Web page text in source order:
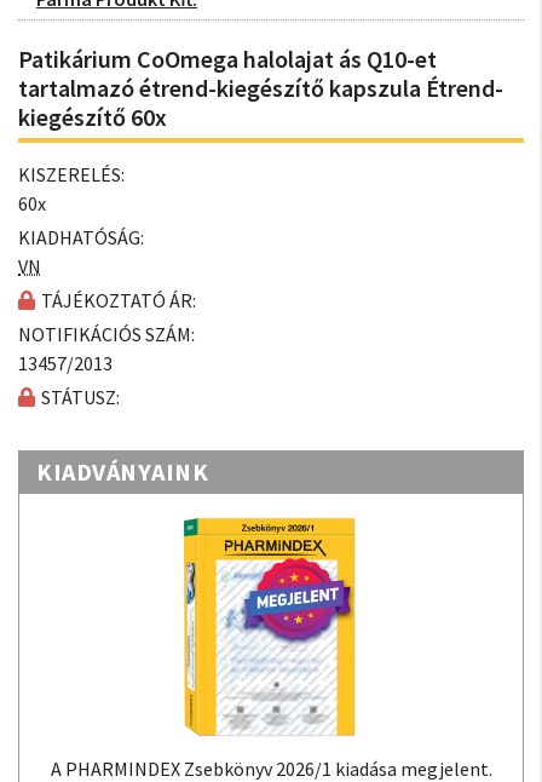
Patikárium CoOmega halolajat ás Q10-et
tartalmazó étrend-kiegészítő kapszula Étrend-
kiegészítő 60x
KISZERELÉS:
60x
KIADHATÓSÁG:
VN
TÁJÉKOZTATÓ ÁR:
NOTIFIKÁCIÓS SZÁM:
13457/2013
STÁTUSZ:
KIADVÁNYAINK
A PHARMINDEX Zsebkönyv 2026/1 kiadása megjelent.